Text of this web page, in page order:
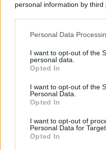
personal information by third
This information may also
disclose it to other third
Please note that this
services and may gather
not limited to your visit or
grant or deny consent to
consent section.
Personal Data
I want to opt-out of the
personal data.
Opted In
I want to opt-out of the
Personal Data.
Opted In
I want to opt-out of
Personal Data for
Opted In